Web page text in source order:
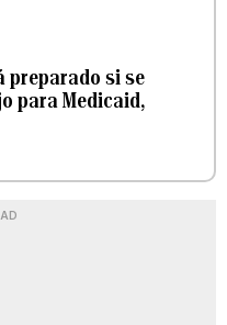
preparado si se
para Medicaid,